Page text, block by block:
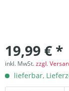
19,99 € *
inkl. MwSt.zzgl.
lieferbar,